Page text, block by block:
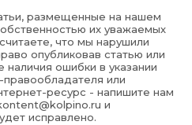
размещенные на нашем
их уважаемых
что мы нарушили
опубликовав статью или
наличия ошибки в указании
правообладателя или
ресурс - напишите нам
и
исправлено.